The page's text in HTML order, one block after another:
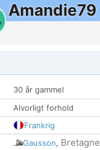
Amandie79
30 år gammel
Alvorligt forhold
Frankrig
Gausson, Bretagne